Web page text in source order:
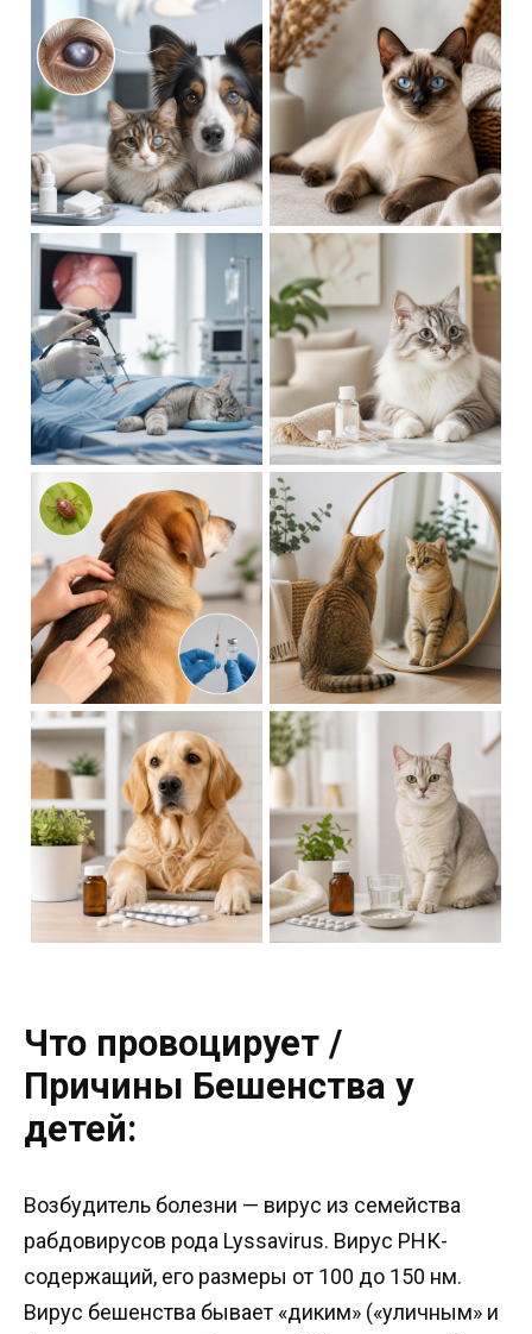
Что провоцирует /
Причины Бешенства у
детей:
Возбудитель болезни — вирус из семейства
рабдовирусов рода Lyssavirus. Вирус РНК-
содержащий, его размеры от 100 до 150 нм.
Вирус бешенства бывает «диким» («уличным» и